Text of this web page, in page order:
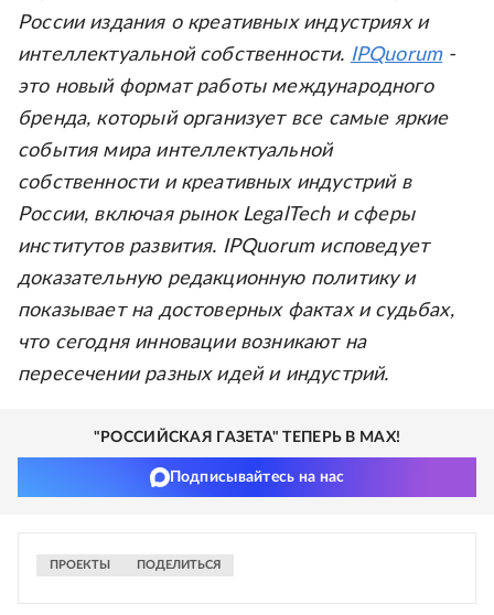
России издания о креативных индустриях и
интеллектуальной собственности. IPQuorum-
это новый формат работы международного
бренда, который организует все самые яркие
события мира интеллектуальной
собственности и креативных индустрий в
России, включая рынок LegalTech и сферы
институтов развития. IPQuorum исповедует
доказательную редакционную политику и
показывает на достоверных фактах и судьбах,
что сегодня инновации возникают на
пересечении разных идей и индустрий.
"РОССИЙСКАЯ ГАЗЕТА" ТЕПЕРЬ В MAX!
Подписывайтесь на нас
ПРОЕКТЫ ПОДЕЛИТЬСЯ